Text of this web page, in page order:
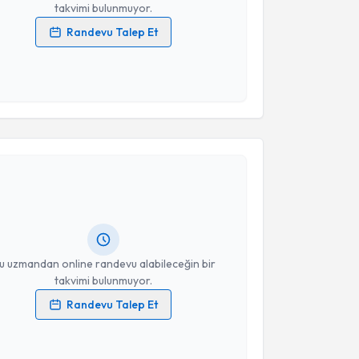
takvimi bulunmuyor.
Randevu Talep Et
verilerimin işlenmesine ilişkinAydınlatma Metni
uzmandan online randevu alabileceğin bir
takvimi bulunmuyor.
Randevu Talep Et
verilerimin işlenmesine ilişkinAydınlatma Metni